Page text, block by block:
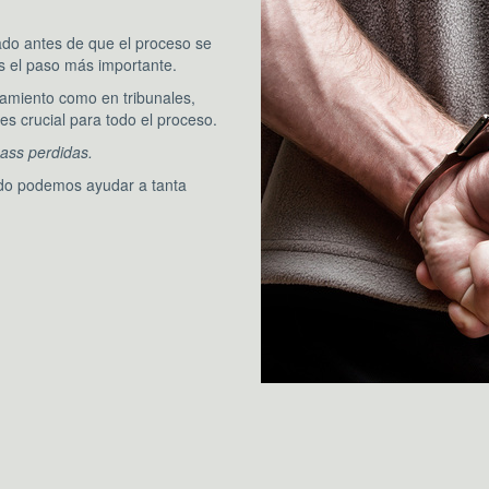
antes de que el proceso se
el paso más importante.
como en tribunales,
crucial para todo el proceso.
perdidas.
podemos ayudar a tanta